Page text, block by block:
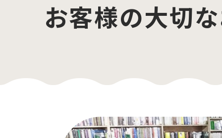
お客様の大切な